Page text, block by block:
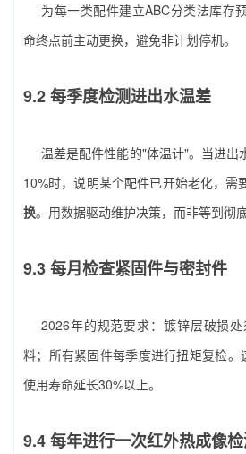
为每一类配件建立ABC分类法库存
命终点前主动更换，避免非计划停机。
9.2 每季度检测进出水温差
温差是配件性能的"体温计"。当进出
10%时，说明某个配件已开始老化，需
换。用数据驱动维护决策，而非等到彻
9.3 每月检查紧固件与密封件
2026年的规范要求：镀锌层破损
料；所有紧固件每季度进行扭矩复检
使用寿命延长30%以上。
9.4 每年进行一次红外热成像检